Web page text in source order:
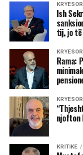
Ish
tij, jo të
Rama:
njofton
KRITIKE